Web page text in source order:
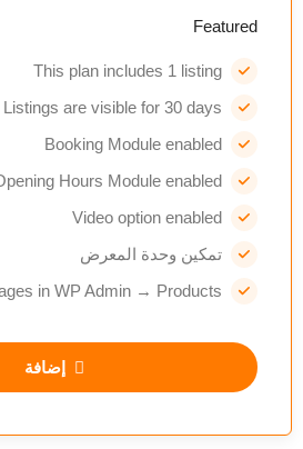
Featured
This plan includes 1 listing
Listings are visible for 30 days
Booking Module enabled
Hours Module enabled
Video option enabled
تمكين وحدة المعرض
in WP Admin → Products
إضافة